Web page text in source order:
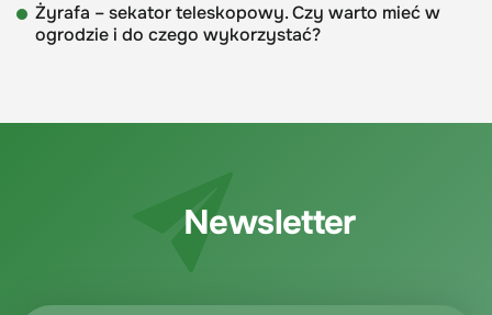
Żyrafa – sekator teleskopowy. Czy warto mieć w
ogrodzie i do czego wykorzystać?
Newsletter